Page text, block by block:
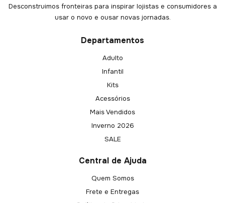
Desconstruimos fronteiras para inspirar lojistas e consumidores a
usar o novo e ousar novas jornadas.
Departamentos
Adulto
Infantil
Kits
Acessórios
Mais Vendidos
Inverno 2026
SALE
Central de Ajuda
Quem Somos
Frete e Entregas